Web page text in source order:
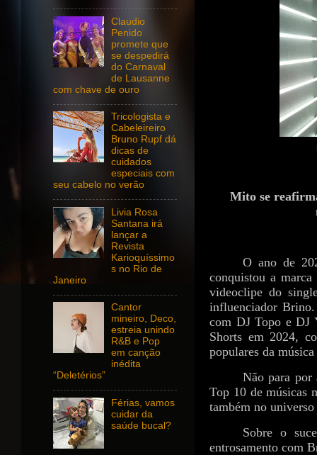
Mito se
O ano de
conquistou a
videoclipe do
influenciador
com DJ Topo e DJ
Shorts em 2024,
populares da
Não para
Top 10 de músicas
também no
Sobre o
entrosamento com
Claudio
Penido
promete que
se despedirá
do Carnaval
de Lausanne
com chave de ouro
Tricologista e
Cabeleireiro
Bruno Rupf dá
dicas de
cuidados
especiais com
seu cabelo no verão
Livia Rosa
Santana irá
lançar a
Revista
Karioquíssimo
s no Rio de
Janeiro
Cantor
mineiro, Deco,
estreia unindo
R&B e Pop
em canção
inédita
“Deletérios”
Férias, vamos
cuidar da
saúde bucal?